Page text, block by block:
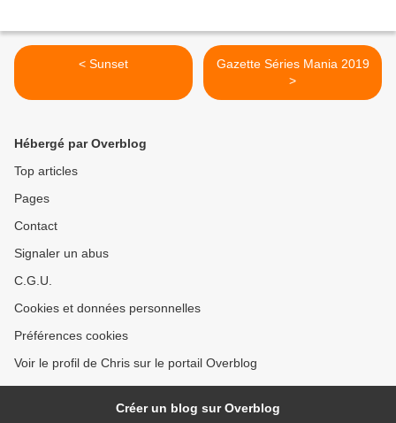
< Sunset
Gazette Séries Mania 2019
>
Hébergé par Overblog
Top articles
Pages
Contact
Signaler un abus
C.G.U.
Cookies et données personnelles
Préférences cookies
Voir le profil de Chris sur le portail Overblog
Créer un blog sur Overblog